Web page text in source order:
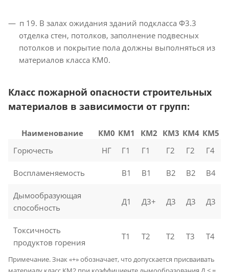
п 19. В залах ожидания зданий подкласса Ф3.3
отделка стен, потолков, заполнение подвесных
потолков и покрытие пола должны выполняться из
материалов класса КМ0.
Класс пожарной опасности строительных
материалов в зависимости от групп:
Наименование КМ0 КМ1 КМ2 КМ3 КМ4 КМ5
Горючесть
НГ Г1 Г1 Г2 Г2 Г4
Воспламеняемость В1 В1 В2 В2 В4
Дымообразующая
способность
Д1 Д3+ Д3 Д3 Д3
Токсичность
продуктов горения
Т1 Т2 Т2 Т3 Т4
Примечание. Знак «+» обозначает, что допускается присваивать